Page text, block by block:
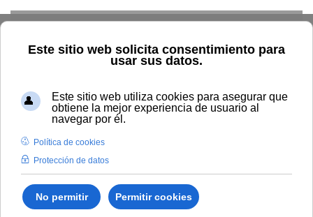
Inicio Innovación
Conocimiento abierto y difusión
Recursos Educativos en abierto
profesionales online" (#webinarsUNIA)